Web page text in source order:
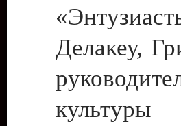
Делакеу,